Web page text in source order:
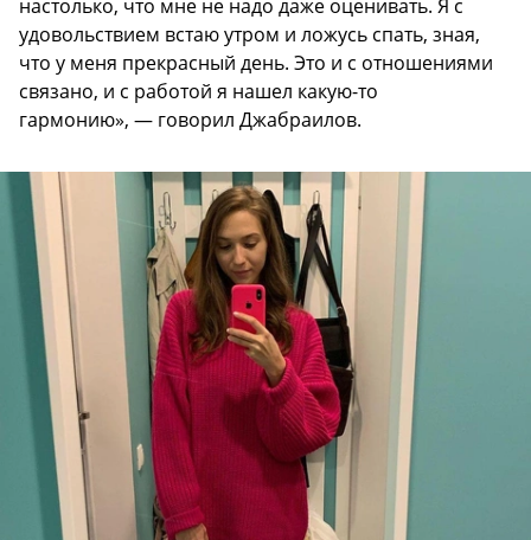
настолько, что мне не надо даже оценивать. Я с
удовольствием встаю утром и ложусь спать, зная,
что у меня прекрасный день. Это и с отношениями
связано, и с работой я нашел какую-то
гармонию», — говорил Джабраилов.